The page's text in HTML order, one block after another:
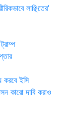
লাঞ্ছিতের’
করবে ইসি
কারো দাবি করাও